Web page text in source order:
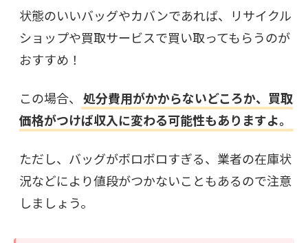
状態のいいバッグやカバンであれば、リサイクル
ショップや買取サービスで買い取ってもらうのが
おすすめ！
この場合、 処分費用がかからないどころか、買取
価格がつけば収入に変わる可能性もありますよ。
ただし、バッグがボロボロすぎる、業者の在庫状
況などにより値段がつかないこともあるので注意
しましょう。